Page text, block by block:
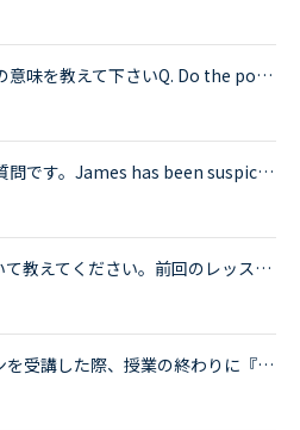
カランのステージ10の文章の意味を教えて下さいQ. Do the police store files on known criminals to help them fight crime?A. Yes, the police store files on known criminals to help them fight crimeという...
文法の中級の39についての質問です。James has been suspicious about Andrew's strange behavior lately.James「 Frankly, I don't know why you are still going to that farm. You were only going there for ...
カランのリーディングについて教えてください。前回のレッスンでどこまで終わったかはメッセージに残されていますが、生徒が読めるメッセージと、講師側が読めるメッセージは違うのでしょうか？おそらく、講師側...
本日初めての先生からカランを受講した際、授業の終わりに『難しかった？文章をマネするのが難しい気持ちはとてもわかるから、本当に偉いね！』と嬉しい言葉をかけていただきました。現在ステージ7fsrの途中なの...